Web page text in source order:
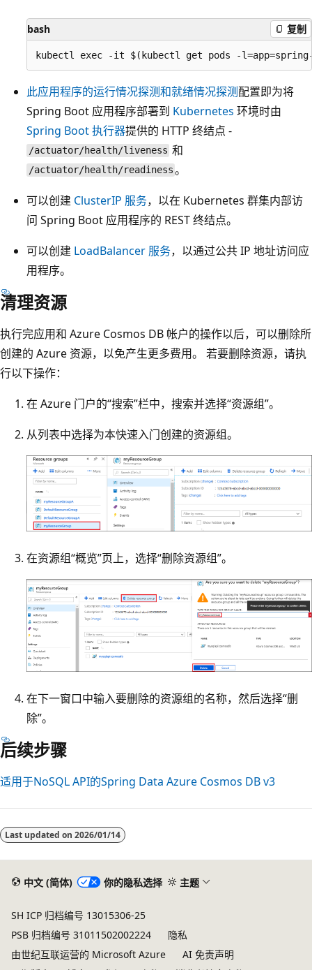
bash 复制
此应用程序的运行情况探测和就绪情况探测配置即为将
Spring Boot 应用程序部署到 Kubernetes 环境时由
Spring Boot 执行器提供的 HTTP 终结点 -
/actuator/health/liveness 和
/actuator/health/readiness 。
可以创建 ClusterIP 服务，以在 Kubernetes 群集内部访
问 Spring Boot 应用程序的 REST 终结点。
可以创建 LoadBalancer 服务，以通过公共 IP 地址访问应
用程序。
清理资源
执行完应用和 Azure Cosmos DB 帐户的操作以后，可以删除所
创建的 Azure 资源，以免产生更多费用。 若要删除资源，请执
行以下操作：
在 Azure 门户的“搜索”栏中，搜索并选择“资源组”。
从列表中选择为本快速入门创建的资源组。
在资源组“概览”页上，选择“删除资源组”。
在下一窗口中输入要删除的资源组的名称，然后选择“删
除”。
后续步骤
适用于NoSQL API的Spring Data Azure Cosmos DB v3
Last updated on 2026/01/14
中文 (简体) 你的隐私选择 主题
SH ICP 归档编号 13015306-25
PSB 归档编号 31011502002224
隐私
由世纪互联运营的 Microsoft Azure
AI 免责声明